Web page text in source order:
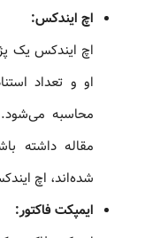
اچ ایندکس:
اچ ایندکس یک
او و تعداد
شده‌اند، اچ ایندکس او
ایمپکت فاکتور: